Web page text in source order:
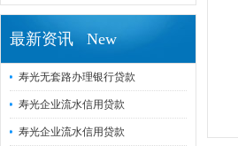
最新资讯 New
寿光无套路办理银行贷款
寿光企业流水信用贷款
寿光企业流水信用贷款